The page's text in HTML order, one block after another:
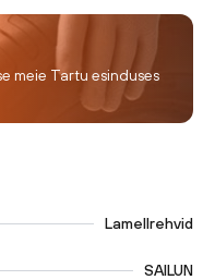
meie Tartu esinduses
Lamellrehvid
SAILUN